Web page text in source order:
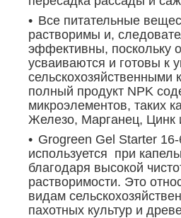
Все питательные
растворимы и,
эффективны, поскольку
усваиваются и готовы к
сельскохозяйственными
полный продукт NPK
микроэлементов, таких
Железо, Марганец, Цинк
Grogreen Gel Starter
используется при
благодаря высокой
растворимости. Это
видам
пахотных культур и